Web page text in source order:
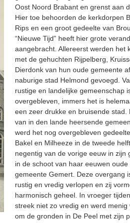
Oost Noord Brabant en grenst aan
Hier toe behoorden de kerkdorpen
Rips en een groot gedeelte van
“Nieuwe Tijd” heeft hier grote
aangebracht. Allereerst werden het
met de gehuchten Rijpelberg,
Dierdonk van hun oude gemeente
naburige stad Helmond gevoegd.
rustige en landelijke gemeenschap
overgebleven, immers het is
een zeer drukke en bruisende stad.
van in den lande heersende
werd het nog overgebleven
Bakel en Milheeze in de tweede
negentig van de vorige eeuw in zijn
in de schoot van haar eeuwen
gemeente Gemert. Deze overgang
rustig en vredig verlopen en zij
harmonisch geheel. In vroeger
streek niet zo vredig en werd menig
om de gronden in De Peel met zijn